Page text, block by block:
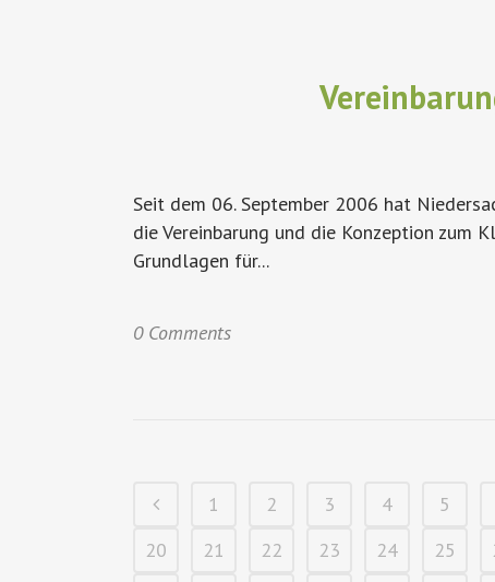
Seit dem 06. September 2006 hat
die Vereinbarung und die Konzeption zum
Grundlagen für...
0 Comments
1 2 3 4 5
20
21 22 23 24 25